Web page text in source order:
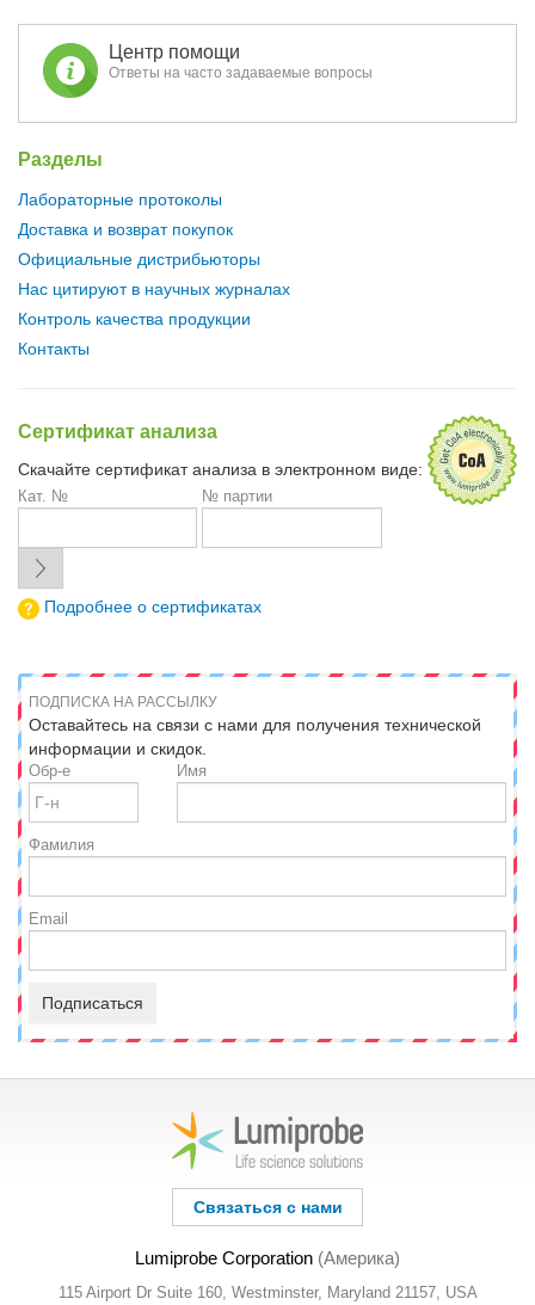
Центр помощи
Ответы на часто задаваемые вопросы
Разделы
Лабораторные протоколы
Доставка и возврат покупок
Официальные дистрибьюторы
Нас цитируют в научных журналах
Контроль качества продукции
Контакты
Сертификат анализа
Скачайте сертификат анализа в электронном виде:
Кат. № № партии
Подробнее о сертификатах
ПОДПИСКА НА РАССЫЛКУ
Оставайтесь на связи с нами для получения технической
информации и скидок.
Обр-е Имя
Фамилия
Email
Подписаться
Связаться с нами
Lumiprobe Corporation (Америка)
115 Airport Dr Suite 160, Westminster, Maryland 21157, USA